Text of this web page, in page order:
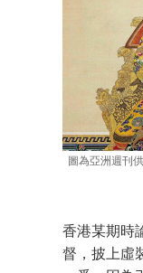
圖為亞洲週刊
香港某期時
督，披上虛